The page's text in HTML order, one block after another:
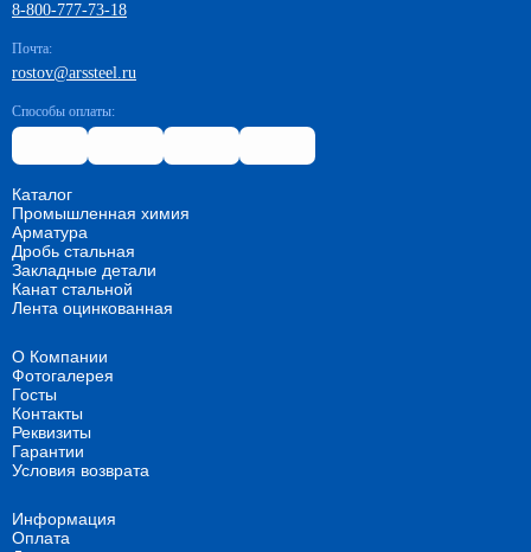
8-800-777-73-18
Почта:
rostov@arssteel.ru
Способы оплаты:
Каталог
Промышленная химия
Арматура
Дробь стальная
Закладные детали
Канат стальной
Лента оцинкованная
О Компании
Фотогалерея
Госты
Контакты
Реквизиты
Гарантии
Условия возврата
Информация
Оплата